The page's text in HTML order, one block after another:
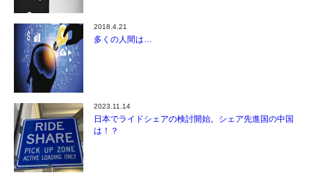
2018.4.21
多くの人間は…
2023.11.14
日本でライドシェアの検討開始。シェア先進国の中国
は！？